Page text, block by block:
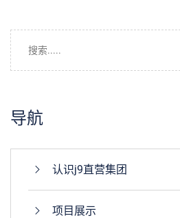
导航
认识j9直营集团
项目展示